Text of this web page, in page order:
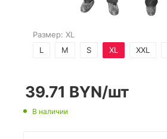
Размер: XL
L
M S XL XXL
39.71 BYN/шт
В наличии